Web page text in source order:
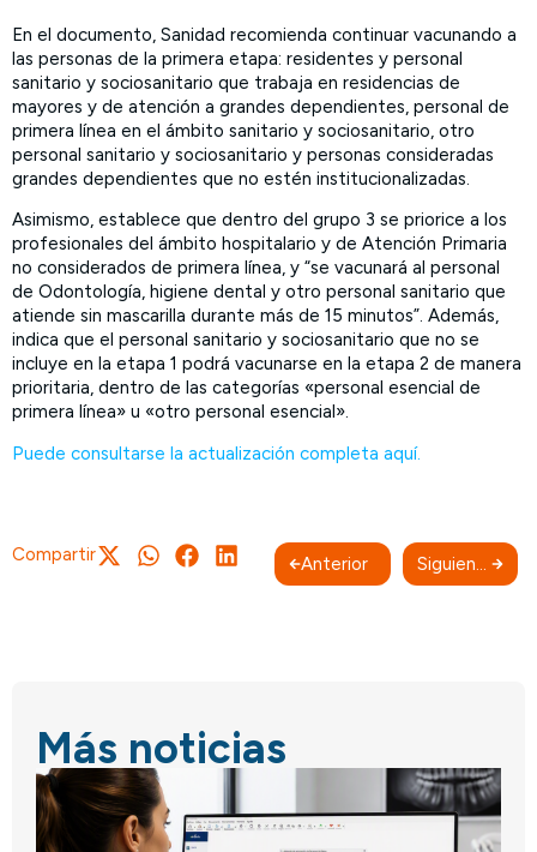
En el documento, Sanidad recomienda continuar vacunando a
las personas de la primera etapa: residentes y personal
sanitario y sociosanitario que trabaja en residencias de
mayores y de atención a grandes dependientes, personal de
primera línea en el ámbito sanitario y sociosanitario, otro
personal sanitario y sociosanitario y personas consideradas
grandes dependientes que no estén institucionalizadas.
Asimismo, establece que dentro del grupo 3 se priorice a los
profesionales del ámbito hospitalario y de Atención Primaria
no considerados de primera línea, y “se vacunará al personal
de Odontología, higiene dental y otro personal sanitario que
atiende sin mascarilla durante más de 15 minutos”. Además,
indica que el personal sanitario y sociosanitario que no se
incluye en la etapa 1 podrá vacunarse en la etapa 2 de manera
prioritaria, dentro de las categorías «personal esencial de
primera línea» u «otro personal esencial».
Puede consultarse la actualización completa aquí.
Compartir Anterior Siguiente
Más noticias